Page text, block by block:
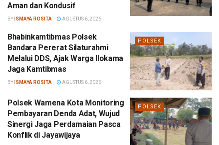
Aman dan Kondusif
BY ISMAYA ROSITA AGUSTUS 6, 2026
POLSEK
Bhabinkamtibmas Polsek
Bandara Pererat Silaturahmi
Melalui DDS, Ajak Warga Ilokama
Jaga Kamtibmas
BY ISMAYA ROSITA AGUSTUS 6, 2026
POLSEK
Polsek Wamena Kota Monitoring
Pembayaran Denda Adat, Wujud
Sinergi Jaga Perdamaian Pasca
Konflik di Jayawijaya